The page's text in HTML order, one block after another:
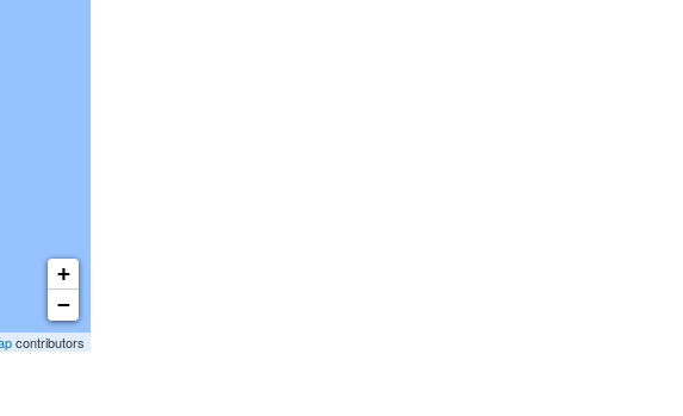
+
−
contributors